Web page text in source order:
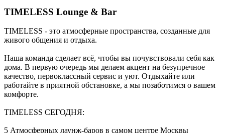
TIMELESS Lounge & Bar
TIMELESS - это атмосферные пространства, созданные для
живого общения и отдыха.
Наша команда сделает всё, чтобы вы почувствовали себя как
дома. В первую очередь мы делаем акцент на безупречное
качество, первоклассный сервис и уют. Отдыхайте или
работайте в приятной обстановке, а мы позаботимся о вашем
комфорте.
TIMELESS СЕГОДНЯ:
5 Атмосферных лаунж-баров в самом центре Москвы